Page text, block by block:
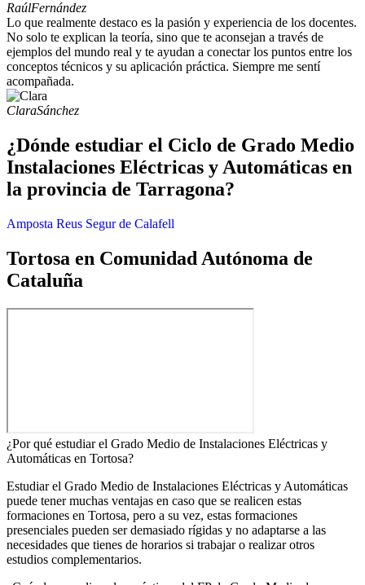
RaúlFernández
Lo que realmente destaco es la pasión y experiencia de los docentes.
No solo te explican la teoría, sino que te aconsejan a través de
ejemplos del mundo real y te ayudan a conectar los puntos entre los
conceptos técnicos y su aplicación práctica. Siempre me sentí
acompañada.
ClaraSánchez
¿Dónde estudiar el Ciclo de Grado Medio
Instalaciones Eléctricas y Automáticas en
la provincia de Tarragona?
Amposta Reus Segur de Calafell
Tortosa en Comunidad Autónoma de
Cataluña
¿Por qué estudiar el Grado Medio de Instalaciones Eléctricas y
Automáticas en Tortosa?
Estudiar el Grado Medio de Instalaciones Eléctricas y Automáticas
puede tener muchas ventajas en caso que se realicen estas
formaciones en Tortosa, pero a su vez, estas formaciones
presenciales pueden ser demasiado rígidas y no adaptarse a las
necesidades que tienes de horarios si trabajar o realizar otros
estudios complementarios.